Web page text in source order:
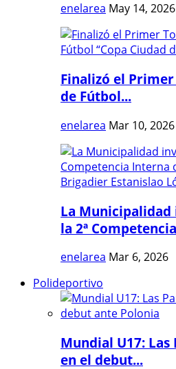
enelarea May 14, 2026
Finalizó el
de Fútbol...
enelarea Mar 10, 2026
La
la 2ª
enelarea Mar 6, 2026
Polideportivo
Mundial U17:
en el debut...